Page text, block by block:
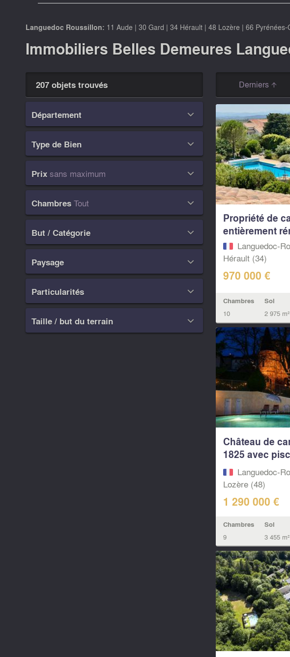
Languedoc Roussillon: 11 Aude | 30 Gard | 34 Hérault| 48 Lozère | 66 Pyrénées-
Immobiliers Belles Demeures
207 objets trouvés
Département 
Type de Bien 
Prix sans maximum 
Chambres Tout 
But / Catégorie 
Paysage 
Particularités 
Taille / but du terrain 
Derniers
Propriété de
entièrement
Languedoc-
Hérault (34)
970 000 €
Chambres
10
Sol
2 975 m²
Château de
1825 avec
espace...
Languedoc-
Lozère (48)
1 290 000 €
Chambres
9
Sol
3 455 m²